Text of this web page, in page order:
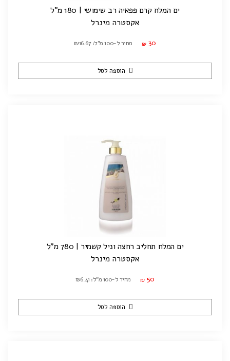
ים המלח קרם פפאיה רב שימושי | 180 מ"ל
אקסטרה מינרל
₪ 30 מחיר ל-100 מ"ל: ₪16.67
הוספה לסל
ים המלח תחליב רחצה וניל קשמיר | 780 מ"ל
אקסטרה מינרל
₪ 50 מחיר ל-100 מ"ל: ₪6.41
הוספה לסל